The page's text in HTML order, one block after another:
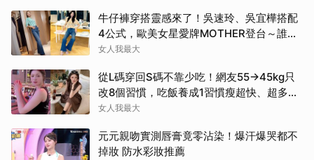
牛仔褲穿搭靈感來了！吳速玲、吳宜樺搭配
4公式，歐美女星愛牌MOTHER登台～誰穿
誰腿長
女人我最大
從L碼穿回S碼不靠少吃！網友55→45kg只
改8個習慣，吃飯養成1習慣瘦超快、超多人
容易忽略
女人我最大
元元親吻實測唇膏竟零沾染！爆汗爆哭都不
掉妝 防水彩妝推薦